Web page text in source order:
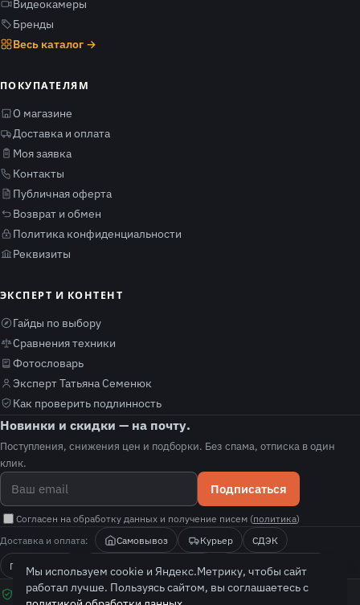
Видеокамеры
Бренды
Весь каталог →
ПОКУПАТЕЛЯМ
О магазине
Доставка и оплата
Моя заявка
Контакты
Публичная оферта
Возврат и обмен
Политика конфиденциальности
Реквизиты
ЭКСПЕРТ И КОНТЕНТ
Гайды по выбору
Сравнения техники
Фотословарь
Эксперт Татьяна Семенюк
Как проверить подлинность
Новинки и скидки — на почту.
Поступления, снижения цен и подборки. Без спама, отписка в один
клик.
Подписаться
Согласен на обработку данных и получение писем (политика)
Доставка и оплата: Самовывоз Курьер
СДЭК
Почта России
Оплата при получении
Безналичный расчёт
проверяем оригинальность · гарантия нашего магазина (РФ) · не серый
импорт · покажем, как проверить подлинность
Мы используем cookie и Яндекс.Метрику, чтобы сайт
работал лучше. Пользуясь сайтом, вы соглашаетесь с